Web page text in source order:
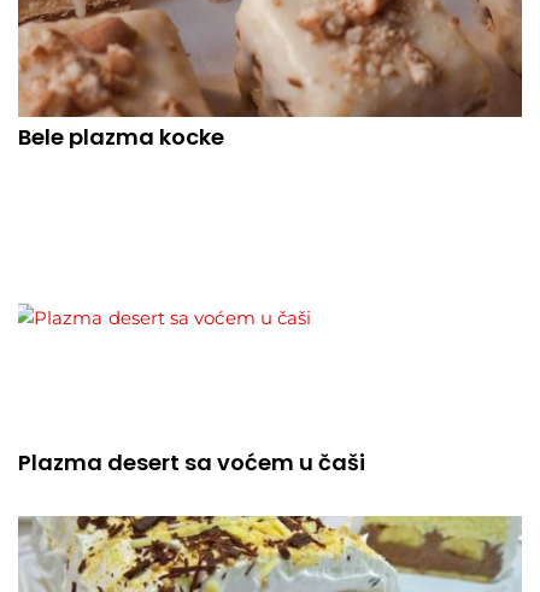
Bele plazma kocke
Plazma desert sa voćem u čaši